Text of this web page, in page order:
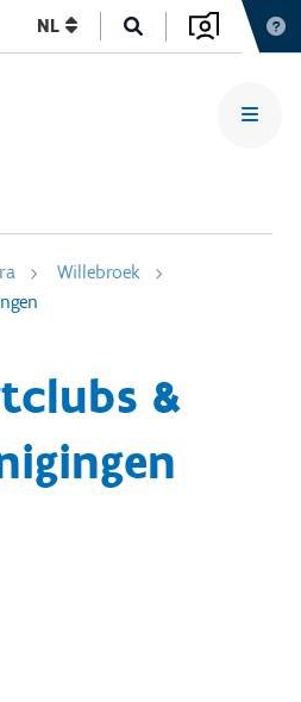
NL
Willebroek
&